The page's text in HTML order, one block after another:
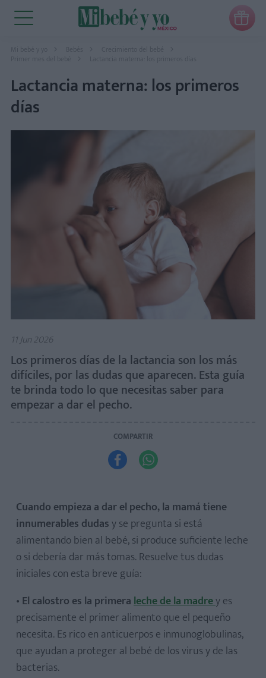

Mi bebé y yo Bebés
Crecimiento del bebé
Primer mes del bebé
Lactancia materna: los primeros días
Lactancia materna: los primeros
días
11 Jun 2026
Los primeros días de la lactancia son los más
difíciles, por las dudas que aparecen. Esta guía
te brinda todo lo que necesitas saber para
empezar a dar el pecho.
COMPARTIR
 
Cuando empieza a dar el pecho, la mamá tiene
innumerables dudasy se pregunta si está
alimentando bien al bebé, si produce suficiente leche
o si debería dar más tomas. Resuelve tus dudas
iniciales con esta breve guía:
• El calostro es la primeraleche de la madrey es
precisamente el primer alimento que el pequeño
necesita. Es rico en anticuerpos e inmunoglobulinas,
que ayudan a proteger al bebé de los virus y de las
bacterias.